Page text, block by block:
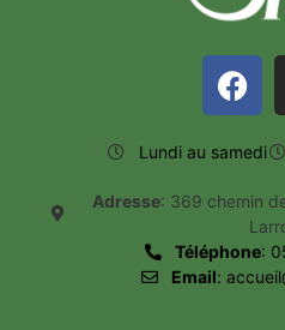
Lundi au samedi
Adresse: 369 chemin
Téléphone:
Email: